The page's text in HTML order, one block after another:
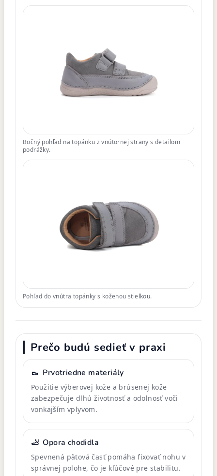
Bočný pohľad na topánku z vnútornej strany s detailom
podrážky.
Pohľad do vnútra topánky s koženou stielkou.
Prečo budú sedieť v praxi
👞 Prvotriedne materiály
Použitie výberovej kože a brúsenej kože
zabezpečuje dlhú životnosť a odolnosť voči
vonkajším vplyvom.
🦶 Opora chodidla
Spevnená pätová časť pomáha fixovať nohu v
správnej polohe, čo je kľúčové pre stabilitu.